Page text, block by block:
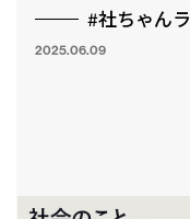
#社ちゃんラ
2025.06.09